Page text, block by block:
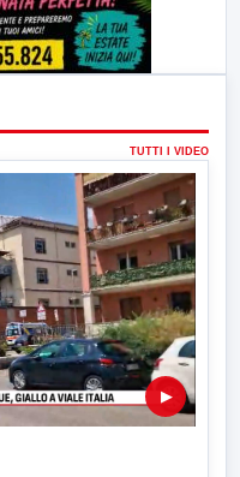
TUTTI I VIDEO
▶